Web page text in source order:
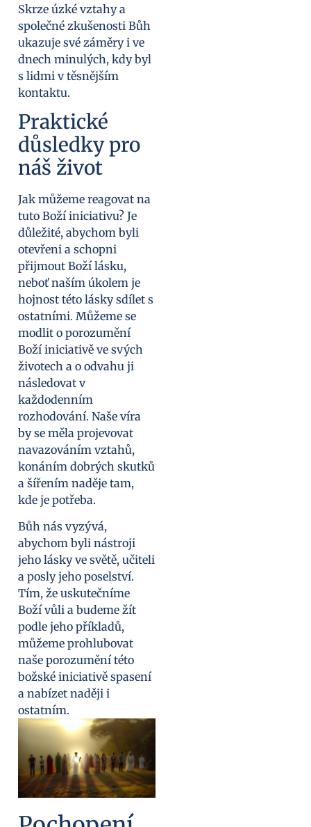
Skrze úzké vztahy a
společné zkušenosti Bůh
ukazuje své záměry i ve
dnech minulých, kdy byl
s lidmi v těsnějším
kontaktu.
Praktické
důsledky pro
náš život
Jak můžeme reagovat na
tuto Boží iniciativu? Je
důležité, abychom byli
otevřeni a schopni
přijmout Boží lásku,
neboť naším úkolem je
hojnost této lásky sdílet s
ostatními. Můžeme se
modlit o porozumění
Boží iniciativě ve svých
životech a o odvahu ji
následovat v
každodenním
rozhodování. Naše víra
by se měla projevovat
navazováním vztahů,
konáním dobrých skutků
a šířením naděje tam,
kde je potřeba.
Bůh nás vyzývá,
abychom byli nástroji
jeho lásky ve světě, učiteli
a posly jeho poselství.
Tím, že uskutečníme
Boží vůli a budeme žít
podle jeho příkladů,
můžeme prohlubovat
naše porozumění této
božské iniciativě spasení
a nabízet naději i
ostatním.